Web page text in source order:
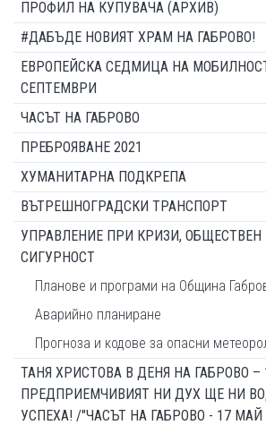
ПРОФИЛ НА КУПУВАЧА (АРХИВ)
#ДАБЪДЕ НОВИЯТ ХРАМ НА ГАБРОВО!
ЕВРОПЕЙСКА СЕДМИЦА НА
СЕПТЕМВРИ
ЧАСЪТ НА ГАБРОВО
ПРЕБРОЯВАНЕ 2021
ХУМАНИТАРНА ПОДКРЕПА
ВЪТРЕШНОГРАДСКИ ТРАНСПОРТ
УПРАВЛЕНИЕ ПРИ КРИЗИ, ОБЩЕСТВЕН
СИГУРНОСТ
Планове и програми на Община
Аварийно планиране
Прогноза и кодове за опасни
ТАНЯ ХРИСТОВА В ДЕНЯ НА ГАБРОВО –
ПРЕДПРИЕМЧИВИЯТ НИ ДУХ ЩЕ НИ
УСПЕХА! /"ЧАСЪТ НА ГАБРОВО - 17 МАЙ